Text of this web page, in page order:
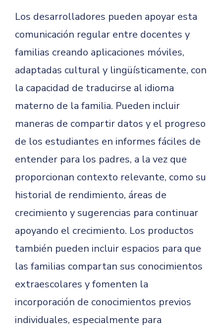
Los desarrolladores pueden apoyar esta
comunicación regular entre docentes y
familias creando aplicaciones móviles,
adaptadas cultural y lingüísticamente, con
la capacidad de traducirse al idioma
materno de la familia. Pueden incluir
maneras de compartir datos y el progreso
de los estudiantes en informes fáciles de
entender para los padres, a la vez que
proporcionan contexto relevante, como su
historial de rendimiento, áreas de
crecimiento y sugerencias para continuar
apoyando el crecimiento. Los productos
también pueden incluir espacios para que
las familias compartan sus conocimientos
extraescolares y fomenten la
incorporación de conocimientos previos
individuales, especialmente para